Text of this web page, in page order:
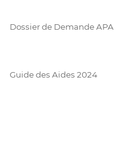
Dossier de Demande APA
Guide des Aides 2024